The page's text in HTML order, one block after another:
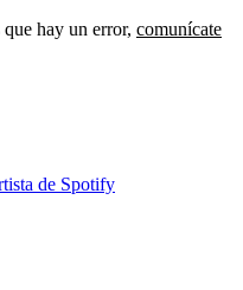
que hay un error, comunícate
de Spotify